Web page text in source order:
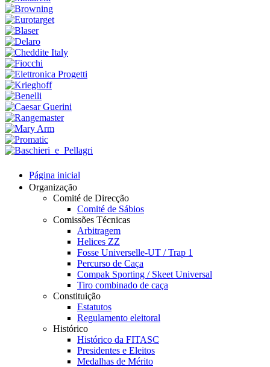
Página inicial
Organização
Comité de Direcção
Comité de Sábios
Comissões Técnicas
Arbitragem
Helices ZZ
Fosse Universelle-UT / Trap 1
Percurso de Caça
Compak Sporting / Skeet Universal
Tiro combinado de caça
Constituição
Estatutos
Regulamento eleitoral
Histórico
Histórico da FITASC
Presidentes e Eleitos
Medalhas de Mérito